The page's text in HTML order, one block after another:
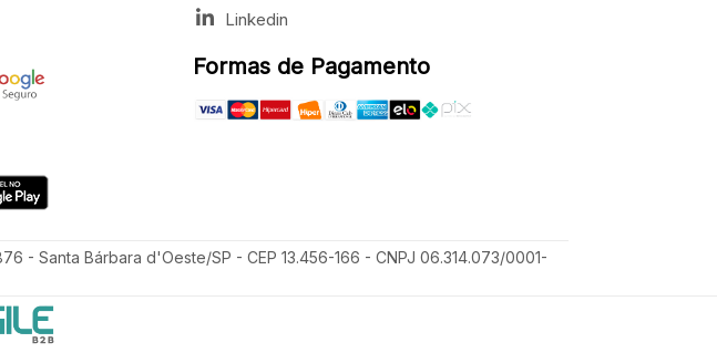
Linkedin
Formas de Pagamento
- Santa Bárbara d'Oeste/SP - CEP 13.456-166 - CNPJ 06.314.073/0001-